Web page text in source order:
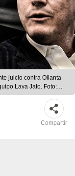
juicio contra Ollanta
Lava Jato. Foto:
Compartir